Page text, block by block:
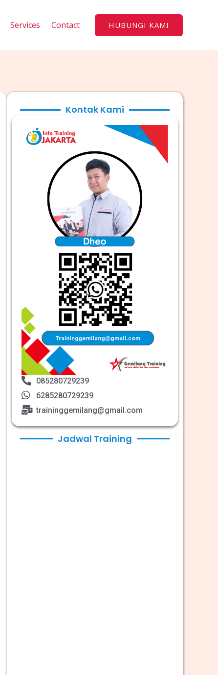
Services Contact HUBUNGI KAMI
Kontak Kami
085280729239
6285280729239
traininggemilang@gmail.com
Jadwal Training